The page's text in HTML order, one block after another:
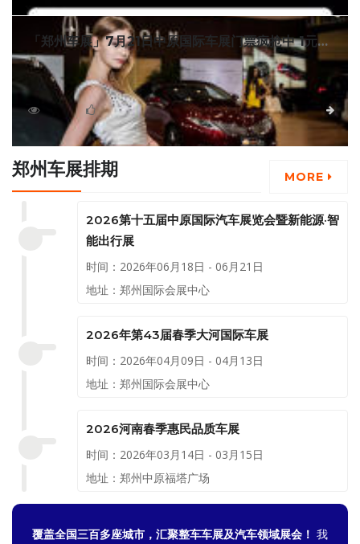
「郑州车展」7月21日中原国际车展门票疯抢中 1元顶
20元！为答谢中原地区消费者长期的关注与支持，中原国际车展
组委会已经全面启动“一元抢票”活动，仅需1元钱，即可购得价
值20元的车展门票，数量有限，先到先得。
4324 0 详细
郑州车展排期 MORE
2026第十五届中原国际汽车展览会暨新能源·智
能出行展
时间：2026年06月18日 - 06月21日
地址：郑州国际会展中心
2026年第43届春季大河国际车展
时间：2026年04月09日 - 04月13日
地址：郑州国际会展中心
2026河南春季惠民品质车展
时间：2026年03月14日 - 03月15日
地址：郑州中原福塔广场
覆盖全国三百多座城市，汇聚整车车展及汽车领域展会！ 我